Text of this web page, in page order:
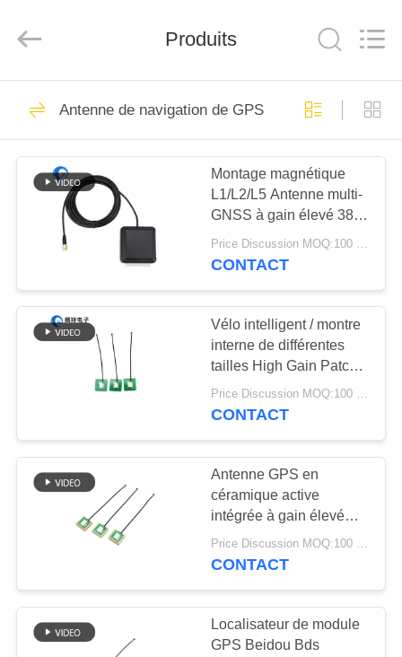
MAISON
PRODUITS
SUJET
NOUS
D'USINE
CONTRÔLE
DE
QUALITÉ
CONTACTEZ-
NOUS
NOUVELLES
Co.,
Reserved.
Antenne d'Omni
WiFi
Antenne GSM
GPRS
24
Antenne de
navigation de GPS
Produits
Antenne de navigation de GPS
Montage magnétique
L1/L2/L5 Antenne multi-
GNSS à gain élevé 38
dBi avec connecteur
mâle SMA
Price Discussion MOQ:100 pièces
CONTACT
Vélo intelligent / montre
interne de différentes
tailles High Gain Patch
Active avec Ipex GPS
Antenne céramique
Price Discussion MOQ:100 pièces
CONTACT
Antenne GPS en
céramique active
intégrée à gain élevé
avec connecteur féminin
U. FL Ipex
Price Discussion MOQ:100 pièces
CONTACT
Localisateur de module
GPS Beidou Bds